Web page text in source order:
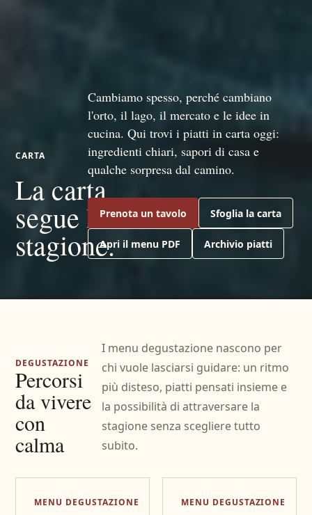
CARTA
La carta
segue la
stagione.
Cambiamo spesso, perché cambiano
l'orto, il lago, il mercato e le idee in
cucina. Qui trovi i piatti in carta oggi:
ingredienti chiari, sapori di casa e
qualche sorpresa dal camino.
Prenota un tavolo Sfoglia la carta
Apri il menu PDF Archivio piatti
DEGUSTAZIONE
Percorsi
da vivere
con
calma
I menu degustazione nascono per
chi vuole lasciarsi guidare: un ritmo
più disteso, piatti pensati insieme e
la possibilità di attraversare la
stagione senza scegliere tutto
subito.
MENU DEGUSTAZIONE MENU DEGUSTAZIONE